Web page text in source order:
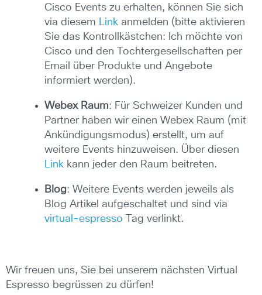
Cisco Events zu erhalten, können Sie sich
via diesem Link anmelden (bitte aktivieren
Sie das Kontrollkästchen: Ich möchte von
Cisco und den Tochtergesellschaften per
Email über Produkte und Angebote
informiert werden).
Webex Raum: Für Schweizer Kunden und
Partner haben wir einen Webex Raum (mit
Ankündigungsmodus) erstellt, um auf
weitere Events hinzuweisen. Über diesen
Link kann jeder den Raum beitreten.
Blog: Weitere Events werden jeweils als
Blog Artikel aufgeschaltet und sind via
virtual-espresso Tag verlinkt.
Wir freuen uns, Sie bei unserem nächsten Virtual
Espresso begrüssen zu dürfen!